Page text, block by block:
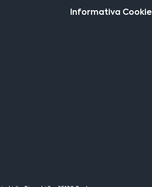
Informativa Cookie